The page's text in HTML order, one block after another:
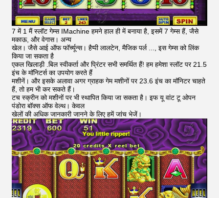
7 में 1 मैं स्लॉट गेम्स IMachine हमने हाल ही में बनाया है, इसमें 7 गेम्स हैं, जैसे
मकाऊ, और वेगास। अन्य
खेल। जैसे आई ऑफ फॉर्च्यून्स। हैप्पी लालटेन, मैजिक पर्ल ..., इस गेम्स को लिंक
किया जा सकता है
एकल खिलाड़ी .बिल स्वीकर्ता और प्रिंटर सभी समर्थित हैं! हम हमेशा स्लॉट पर 21.5
इंच के मॉनिटर्स का उपयोग करते हैं
मशीनें। और इसके अलावा अगर ग्राहक गेम मशीनों पर 23.6 इंच का मॉनिटर चाहते
हैं, तो हम भी कर सकते हैं।
टच स्क्रीन को मशीनों पर भी स्थापित किया जा सकता है। इफ यू वांट टू ओपन
पंडोरा बॉक्स ऑफ वेल्थ। केवल
खेलों की अधिक जानकारी जानने के लिए हमें जांच भेजें।